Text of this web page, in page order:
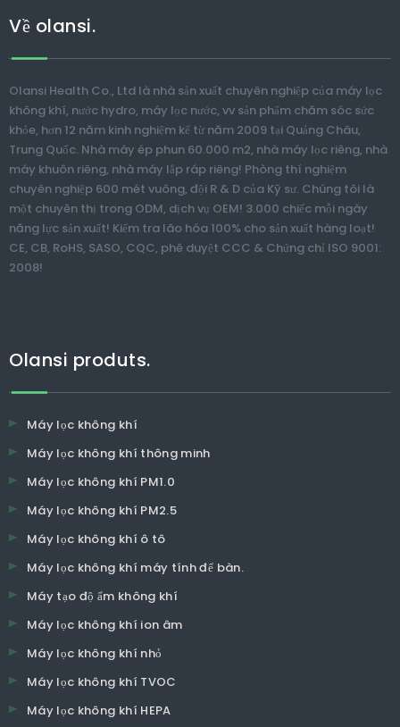
Về olansi.
Olansi Health Co., Ltd là nhà sản xuất chuyên nghiệp của máy lọc
không khí, nước hydro, máy lọc nước, vv sản phẩm chăm sóc sức
khỏe, hơn 12 năm kinh nghiệm kể từ năm 2009 tại Quảng Châu,
Trung Quốc. Nhà máy ép phun 60.000 m2, nhà máy lọc riêng, nhà
máy khuôn riêng, nhà máy lắp ráp riêng! Phòng thí nghiệm
chuyên nghiệp 600 mét vuông, đội R & D của Kỹ sư. Chúng tôi là
một chuyên thị trong ODM, dịch vụ OEM! 3.000 chiếc mỗi ngày
năng lực sản xuất! Kiểm tra lão hóa 100% cho sản xuất hàng loạt!
CE, CB, RoHS, SASO, CQC, phê duyệt CCC & Chứng chỉ ISO 9001:
2008!
Olansi produts.
Máy lọc không khí
Máy lọc không khí thông minh
Máy lọc không khí PM1.0
Máy lọc không khí PM2.5
Máy lọc không khí ô tô
Máy lọc không khí máy tính để bàn.
Máy tạo độ ẩm không khí
Máy lọc không khí ion âm
Máy lọc không khí nhỏ
Máy lọc không khí TVOC
Máy lọc không khí HEPA